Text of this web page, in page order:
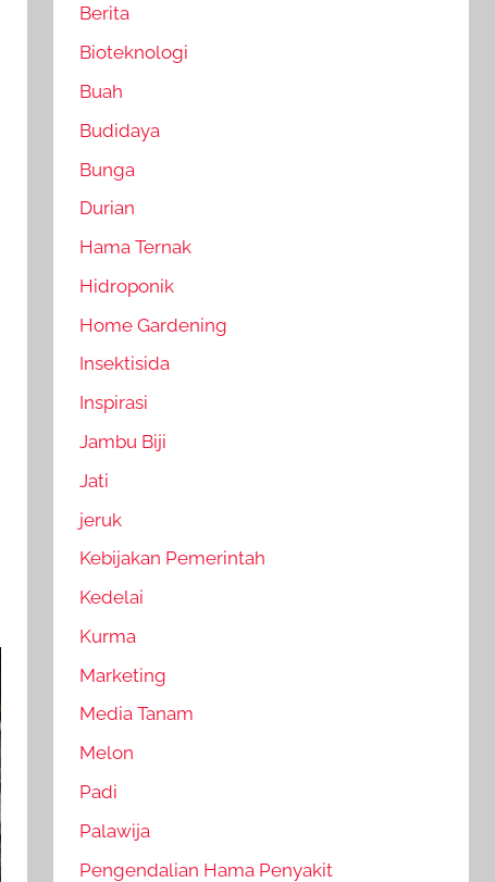
Berita
Bioteknologi
Buah
Budidaya
Bunga
Durian
Hama Ternak
Hidroponik
Home Gardening
Insektisida
Inspirasi
Jambu Biji
Jati
jeruk
Kebijakan Pemerintah
Kedelai
Kurma
Marketing
Media Tanam
Melon
Padi
Palawija
Pengendalian Hama Penyakit